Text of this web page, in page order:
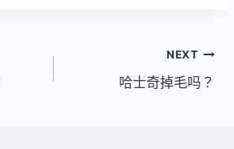
NEXT
哈士奇掉毛吗？